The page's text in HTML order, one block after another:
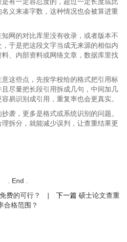
义来凑字数，这种情况也会被算进重
网的对比库里没有收录，或者版本不
于是把这段文字当成无来源的相似内
、内部资料或网络文章，数据库里找
这些点，先按学校给的格式把引用标
尽量把长段引用拆成几句，中间加几
易识别成引用，重复率也会更真实。
袭，更多是格式或系统识别的问题。
拆分，就能减少误判，让查重结果更
. End .
费的可行？ | 下一篇 硕士论文查重
合格范围？